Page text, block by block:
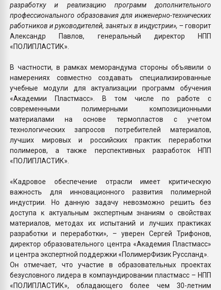
разработку и реализацию программ дополнительного
профессионального образования для инженерно-технических
работников и руководителей, занятых в индустрии», – говорит
Александр Павлов, генеральный директор НПП
«ПОЛИПЛАСТИК».
В частности, в рамках меморандума стороны объявили о
намерениях совместно создавать специализированные
учебные модули для актуализации программ обучения
«Академии Пластмасс». В том числе по работе с
современными полимерными композиционными
материалами на основе термопластов с учетом
технологических запросов потребителей материалов,
лучших мировых и российских практик переработки
полимеров, а также перспективных разработок НПП
«ПОЛИПЛАСТИК».
«Кадровое обеспечение отрасли имеет критическую
важность для инновационного развития полимерной
индустрии. Но данную задачу невозможно решить без
доступа к актуальным экспертным знаниям о свойствах
материалов, методах их испытаний и лучших практиках
разработки и переработки», – уверен Сергей Трифонов,
директор образовательного центра «Академия Пластмасс»
и центра экспертной поддержки «ПолимерФизик Руссланд».
Он отмечает, что участие в образовательных проектах
безусловного лидера в компаундировании пластмасс – НПП
«ПОЛИПЛАСТИК», обладающего более чем 30-летним